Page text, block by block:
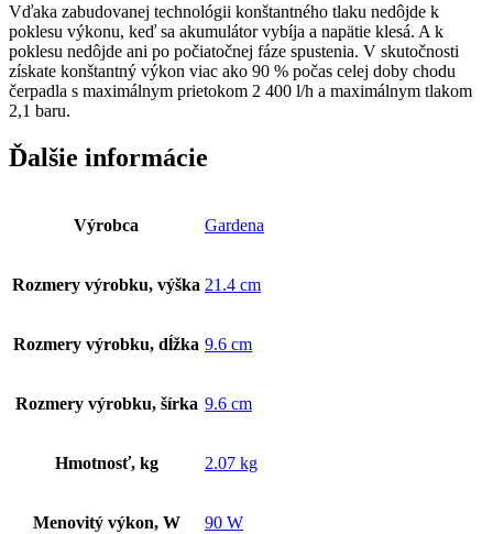
Vďaka zabudovanej technológii konštantného tlaku nedôjde k
poklesu výkonu, keď sa akumulátor vybíja a napätie klesá. A k
poklesu nedôjde ani po počiatočnej fáze spustenia. V skutočnosti
získate konštantný výkon viac ako 90 % počas celej doby chodu
čerpadla s maximálnym prietokom 2 400 l/h a maximálnym tlakom
2,1 baru.
Ďalšie informácie
Výrobca Gardena
Rozmery výrobku, výška 21.4 cm
Rozmery výrobku, dĺžka 9.6 cm
Rozmery výrobku, šírka 9.6 cm
Hmotnosť, kg 2.07 kg
Menovitý výkon, W 90 W